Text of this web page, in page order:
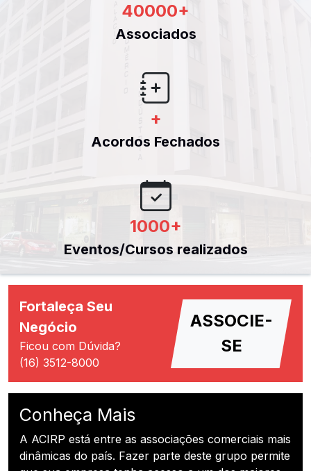
40000+
Associados
+
Acordos Fechados
1000+
Eventos/Cursos realizados
Fortaleça Seu
Negócio
Ficou com Dúvida?
(16) 3512-8000
ASSOCIE-
SE
Conheça Mais
A ACIRP está entre as associações comerciais mais
dinâmicas do país. Fazer parte deste grupo permite